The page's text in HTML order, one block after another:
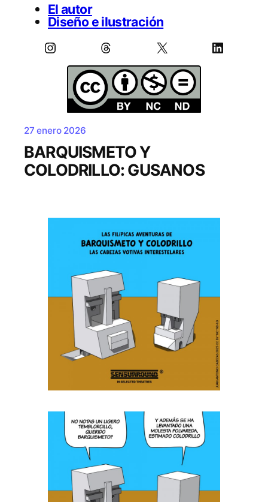
El autor
Diseño e ilustración
Instagram Threads X LinkedIn
27 enero 2026
BARQUISMETO Y
COLODRILLO: GUSANOS